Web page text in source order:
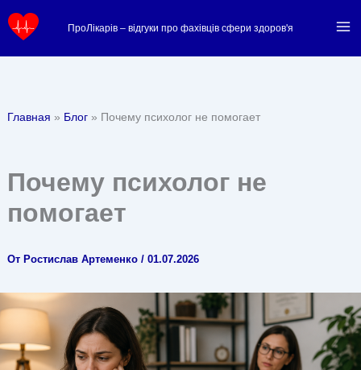
ПроЛікарів – відгуки про фахівців сфери здоров'я
Главная Блог Почему психолог не помогает
Почему психолог не
помогает
От Ростислав Артеменко / 01.07.2026